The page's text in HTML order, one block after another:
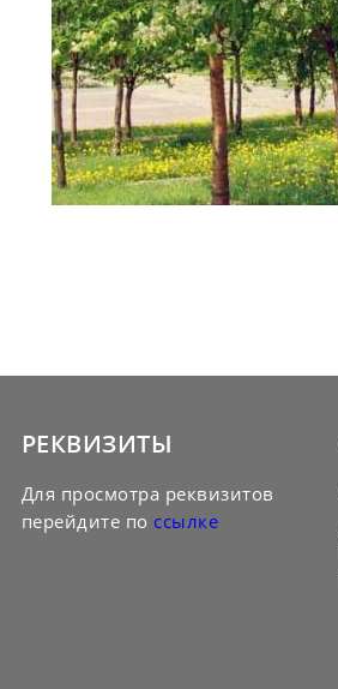
РЕКВИЗИТЫ
Для просмотра реквизитов
перейдите по ссылке